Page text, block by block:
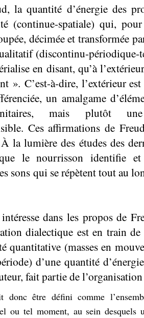
la quantité d’énergie des
(continue-spatiale) qui,
décimée et transformée
(discontinu-périodique-
en disant, qu’à
». C’est-à-dire, l’extérieur
un amalgame
mais plutôt une
Ces affirmations de
la lumière des études des
le nourrisson identifie
sons qui se répètent tout au
dans les propos de
dialectique est en train de
quantitative (masses en
d’une quantité
fait partie de
être défini comme
ou tel moment, au sein desquels